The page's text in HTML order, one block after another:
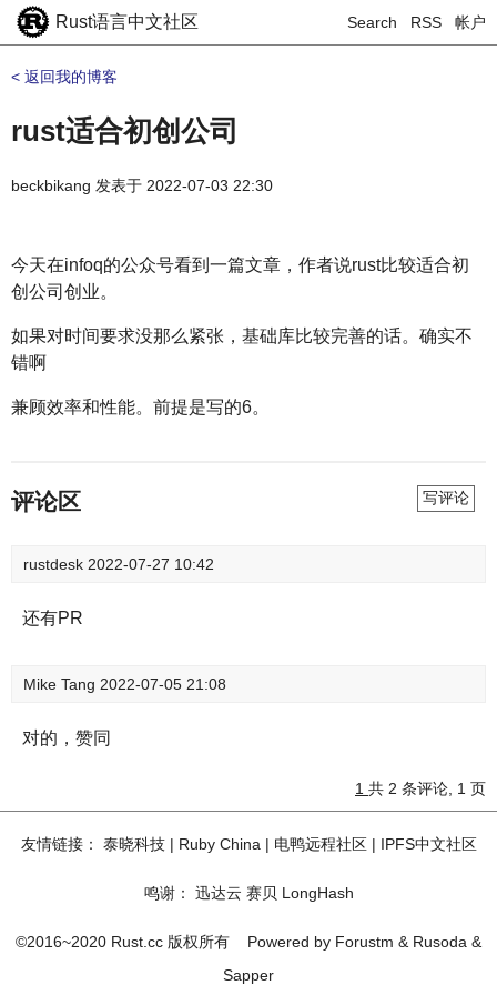
Rust语言中文社区 Search RSS 帐户
< 返回我的博客
rust适合初创公司
beckbikang 发表于 2022-07-03 22:30
今天在infoq的公众号看到一篇文章，作者说rust比较适合初
创公司创业。
如果对时间要求没那么紧张，基础库比较完善的话。确实不
错啊
兼顾效率和性能。前提是写的6。
评论区 写评论
rustdesk 2022-07-27 10:42
还有PR
Mike Tang 2022-07-05 21:08
对的，赞同
1 共 2 条评论, 1 页
友情链接： 泰晓科技| Ruby China | 电鸭远程社区| IPFS中文社区
鸣谢： 迅达云 赛贝 LongHash
©2016~2020 Rust.cc 版权所有 Powered by Forustm & Rusoda &
Sapper